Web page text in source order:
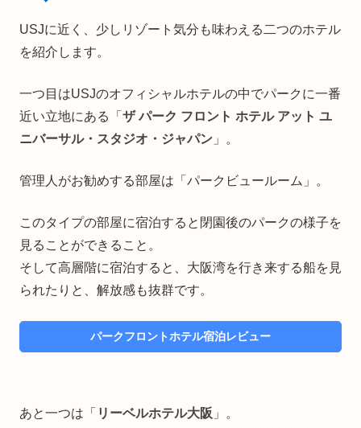
USJに近く、少しリゾート気分も味わえる二つのホテル
を紹介します。
一つ目はUSJのオフィシャルホテルの中でパークに一番
近い立地にある「 ザ パーク フロント ホテル アット ユ
ニバーサル・スタジオ・ジャパン 」。
管理人がお勧めする部屋は「パークビュールーム」。
このタイプの部屋に宿泊すると閉園後のパークの様子を
見ることができること。
そして高層階に宿泊すると、大阪湾を行き来する船を見
られたりと、解放感も抜群です。
パークフロントホテル宿泊レビュー
あと一つは「 リーベルホテル大阪 」。